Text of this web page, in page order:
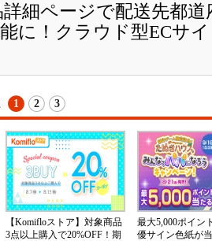
詳細ページで配送先都
に！クラウド型ECサ
1 2 3
【Komifloストア】対象商品
3点以上購入で20%OFF！期
最大5,000ポイン
優サイン色紙が